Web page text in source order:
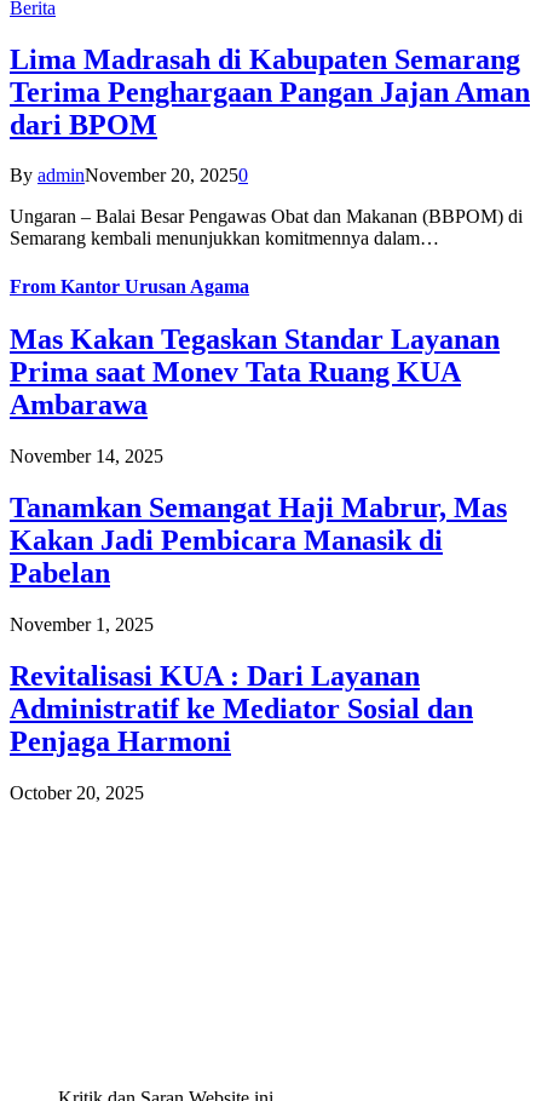
Berita
Lima Madrasah di Kabupaten Semarang
Terima Penghargaan Pangan Jajan Aman
dari BPOM
By adminNovember 20, 20250
Ungaran – Balai Besar Pengawas Obat dan Makanan (BBPOM) di
Semarang kembali menunjukkan komitmennya dalam…
From Kantor Urusan Agama
Mas Kakan Tegaskan Standar Layanan
Prima saat Monev Tata Ruang KUA
Ambarawa
November 14, 2025
Tanamkan Semangat Haji Mabrur, Mas
Kakan Jadi Pembicara Manasik di
Pabelan
November 1, 2025
Revitalisasi KUA : Dari Layanan
Administratif ke Mediator Sosial dan
Penjaga Harmoni
October 20, 2025